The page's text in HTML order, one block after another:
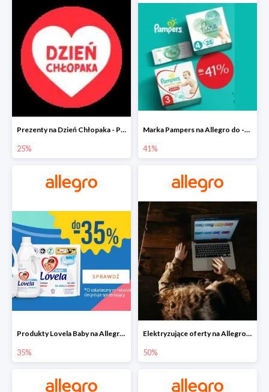
Prezenty na Dzień Chłopaka - Produkty SOXO do -25%
25%
Marka Pampers na Allegro do -41%
41%
Produkty Lovela Baby na Allegro do -35%
35%
Elektryzujące oferty na Allegro do -50%
50%